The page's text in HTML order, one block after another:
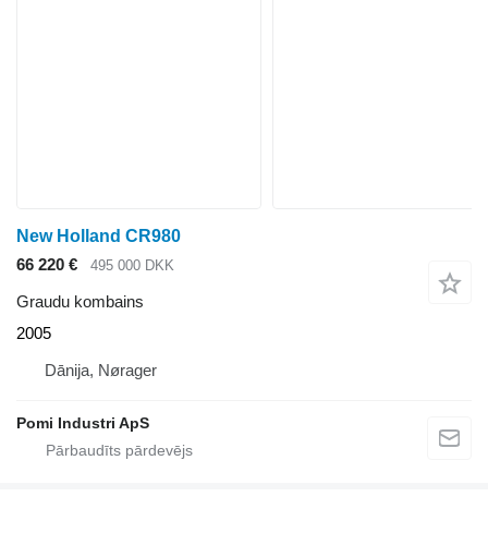
New Holland CR980
66 220 €
495 000 DKK
Graudu kombains
2005
Dānija, Nørager
Pomi Industri ApS